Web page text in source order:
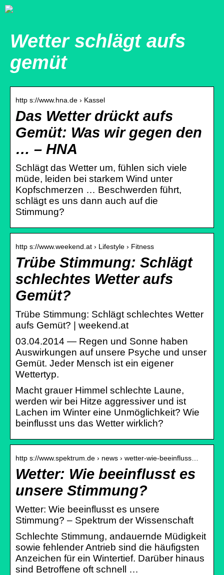
Wetter schlägt aufs
gemüt
http s://www.hna.de › Kassel
Das Wetter drückt aufs
Gemüt: Was wir gegen den
… – HNA
Schlägt das Wetter um, fühlen sich viele
müde, leiden bei starkem Wind unter
Kopfschmerzen … Beschwerden führt,
schlägt es uns dann auch auf die
Stimmung?
http s://www.weekend.at › Lifestyle › Fitness
Trübe Stimmung: Schlägt
schlechtes Wetter aufs
Gemüt?
Trübe Stimmung: Schlägt schlechtes Wetter
aufs Gemüt? | weekend.at
03.04.2014 — Regen und Sonne haben
Auswirkungen auf unsere Psyche und unser
Gemüt. Jeder Mensch ist ein eigener
Wettertyp.
Macht grauer Himmel schlechte Laune,
werden wir bei Hitze aggressiver und ist
Lachen im Winter eine Unmöglichkeit? Wie
beinflusst uns das Wetter wirklich?
http s://www.spektrum.de › news › wetter-wie-beeinfluss…
Wetter: Wie beeinflusst es
unsere Stimmung?
Wetter: Wie beeinflusst es unsere
Stimmung? – Spektrum der Wissenschaft
Schlechte Stimmung, andauernde Müdigkeit
sowie fehlender Antrieb sind die häufigsten
Anzeichen für ein Wintertief. Darüber hinaus
sind Betroffene oft schnell …